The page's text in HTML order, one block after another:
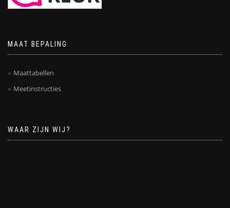
MAAT BEPALING
Maattabellen
Meetinstructies
WAAR ZIJN WIJ?